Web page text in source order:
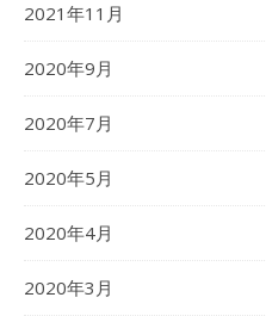
2021年11月
2020年9月
2020年7月
2020年5月
2020年4月
2020年3月